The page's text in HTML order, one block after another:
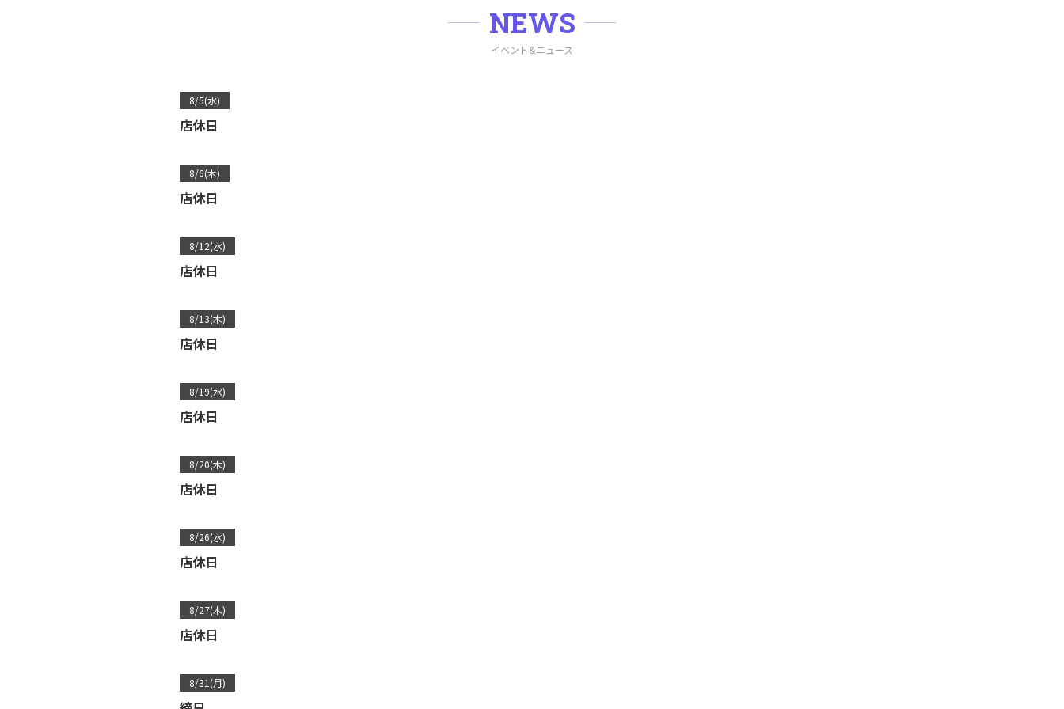
NEWS
イベント&ニュース
8/5(水)
店休日
8/6(木)
店休日
8/12(水)
店休日
8/13(木)
店休日
8/19(水)
店休日
8/20(木)
店休日
8/26(水)
店休日
8/27(木)
店休日
8/31(月)